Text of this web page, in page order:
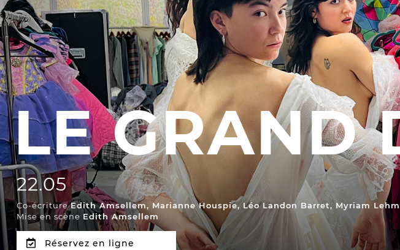
Conversation intime
Les Procès du samedi
Les Jeudis littéraires
Le Comité de lecture
LES TEMPS FORTS
Les Contes d’apéro
Festival de Magie
Festival de Tragédies
Brochure interactive
Entre spectateurs
Espace relais
Newsletter
LE GRAND
22.05
Co-écritureEdith Amsellem, Marianne Houspie, Léo Landon Barret, Myriam
Mise en scène Edith Amsellem
Réservez en ligne